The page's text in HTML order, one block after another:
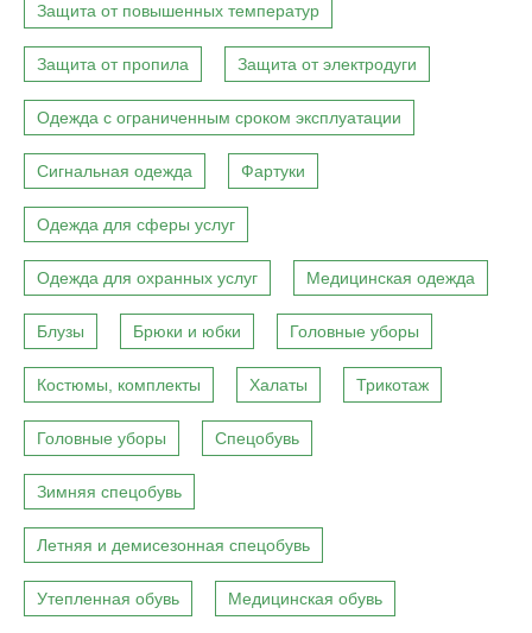
Защита от повышенных температур
Защита от пропила Защита от электродуги
Одежда с ограниченным сроком эксплуатации
Сигнальная одежда Фартуки
Одежда для сферы услуг
Одежда для охранных услуг Медицинская одежда
Блузы Брюки и юбки Головные уборы
Костюмы, комплекты Халаты Трикотаж
Головные уборы Спецобувь
Зимняя спецобувь
Летняя и демисезонная спецобувь
Утепленная обувь Медицинская обувь